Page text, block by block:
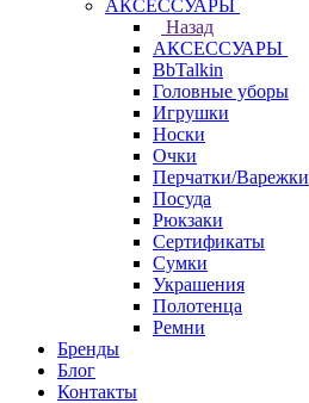
АКСЕССУАРЫ
Назад
АКСЕССУАРЫ
BbTalkin
Головные уборы
Игрушки
Носки
Очки
Перчатки/Варежки
Посуда
Рюкзаки
Сертификаты
Сумки
Украшения
Полотенца
Ремни
Бренды
Блог
Контакты